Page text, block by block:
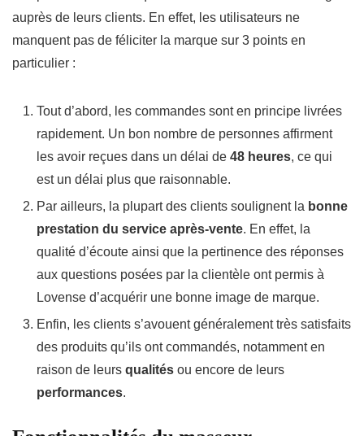
auprès de leurs clients. En effet, les utilisateurs ne
manquent pas de féliciter la marque sur 3 points en
particulier :
Tout d’abord, les commandes sont en principe livrées
rapidement. Un bon nombre de personnes affirment
les avoir reçues dans un délai de 48 heures, ce qui
est un délai plus que raisonnable.
Par ailleurs, la plupart des clients soulignent la bonne
prestation du service après-vente. En effet, la
qualité d’écoute ainsi que la pertinence des réponses
aux questions posées par la clientèle ont permis à
Lovense d’acquérir une bonne image de marque.
Enfin, les clients s’avouent généralement très satisfaits
des produits qu’ils ont commandés, notamment en
raison de leurs qualités ou encore de leurs
performances.